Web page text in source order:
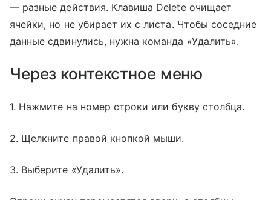
— разные действия. Клавиша Delete очищает
ячейки, но не убирает их с листа. Чтобы соседние
данные сдвинулись, нужна команда «Удалить».
Через контекстное меню
1. Нажмите на номер строки или букву столбца.
2. Щелкните правой кнопкой мыши.
3. Выберите «Удалить».